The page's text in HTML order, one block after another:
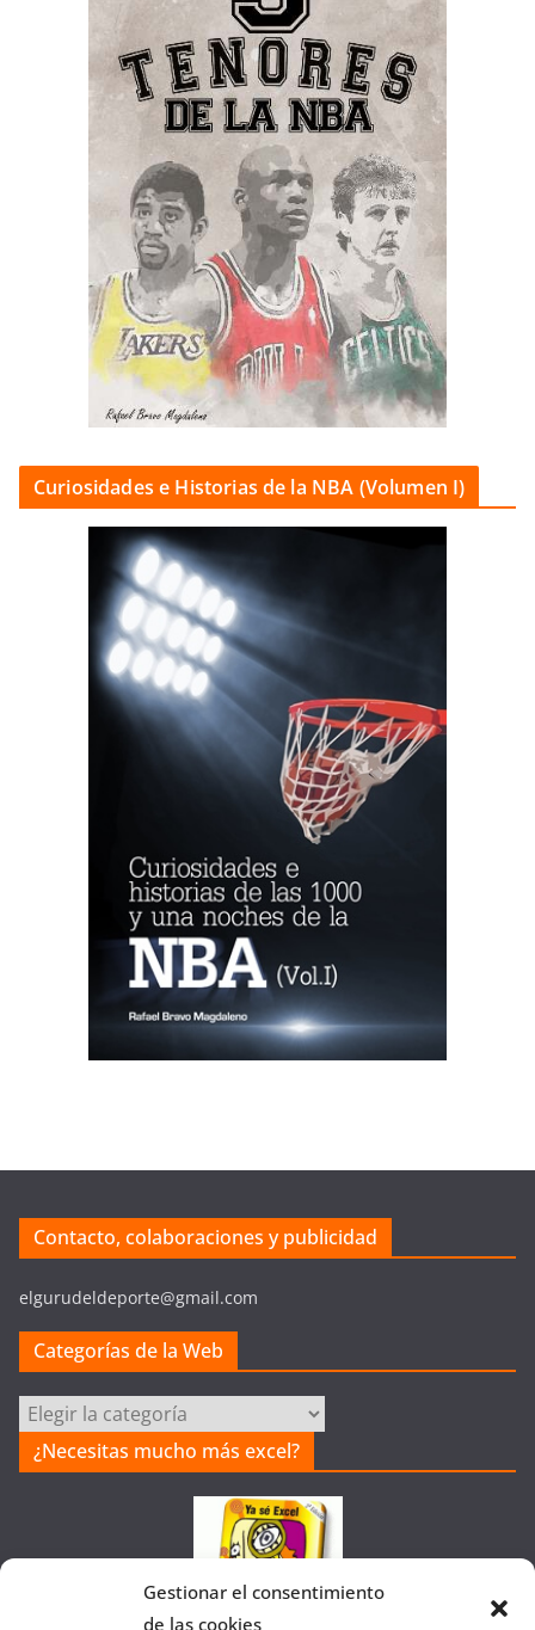
Gestionar el consentimiento
de las cookies
Curiosidades e Historias de la NBA (Volumen I)
Contacto, colaboraciones y publicidad
elgurudeldeporte@gmail.com
Categorías de la Web
Categorías
de
la
¿Necesitas mucho más excel?